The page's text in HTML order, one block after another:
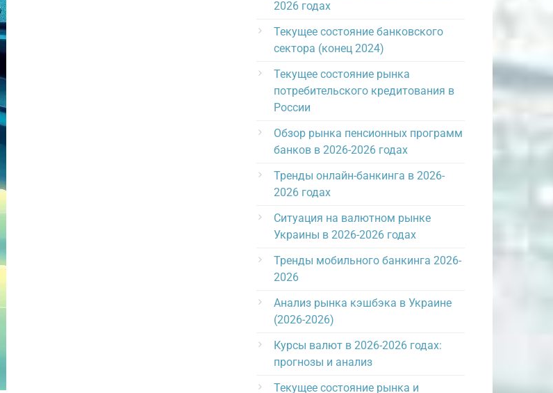
2026 годах
Текущее состояние банковского
сектора (конец 2024)
Текущее состояние рынка
потребительского кредитования в
России
Обзор рынка пенсионных программ
банков в 2026-2026 годах
Тренды онлайн-банкинга в 2026-
2026 годах
Ситуация на валютном рынке
Украины в 2026-2026 годах
Тренды мобильного банкинга 2026-
2026
Анализ рынка кэшбэка в Украине
(2026-2026)
Курсы валют в 2026-2026 годах:
прогнозы и анализ
Текущее состояние рынка и